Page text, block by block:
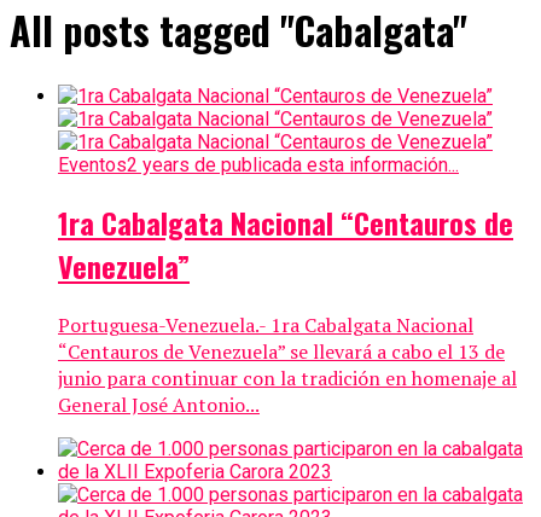
All posts tagged "Cabalgata"
Eventos2 years de publicada esta información...
1ra Cabalgata Nacional “Centauros de
Venezuela”
Portuguesa-Venezuela.- 1ra Cabalgata Nacional
“Centauros de Venezuela” se llevará a cabo el 13 de
junio para continuar con la tradición en homenaje al
General José Antonio...